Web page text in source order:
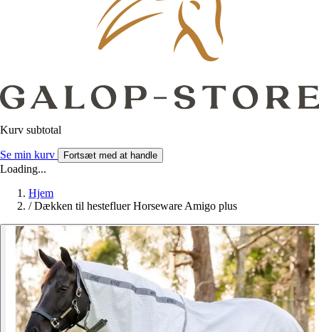
Kurv subtotal
Se min kurv Fortsæt med at handle
Loading...
Hjem
/ Dækken til hestefluer Horseware Amigo plus